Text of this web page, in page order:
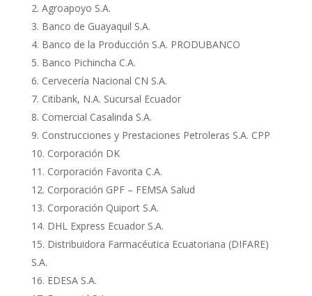
Agroapoyo S.A.
Banco de Guayaquil S.A.
Banco de la Producción S.A. PRODUBANCO
Banco Pichincha C.A.
Cervecería Nacional CN S.A.
Citibank, N.A. Sucursal Ecuador
Comercial Casalinda S.A.
Construcciones y Prestaciones Petroleras S.A. CPP
Corporación DK
Corporación Favorita C.A.
Corporación GPF – FEMSA Salud
Corporación Quiport S.A.
DHL Express Ecuador S.A.
Distribuidora Farmacéutica Ecuatoriana (DIFARE)
S.A.
EDESA S.A.